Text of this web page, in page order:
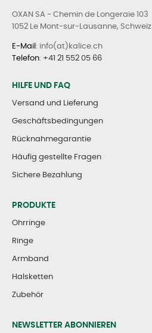
OXAN SA - Chemin de Longeraie 103
1052 Le Mont-sur-Lausanne, Schweiz
E-Mail : info(at)kalice.ch
Telefon: +41 21 552 05 66
HILFE UND FAQ
Versand und Lieferung
Geschäftsbedingungen
Rücknahmegarantie
Häufig gestellte Fragen
Sichere Bezahlung
PRODUKTE
Ohrringe
Ringe
Armband
Halsketten
Zubehör
NEWSLETTER ABONNIEREN